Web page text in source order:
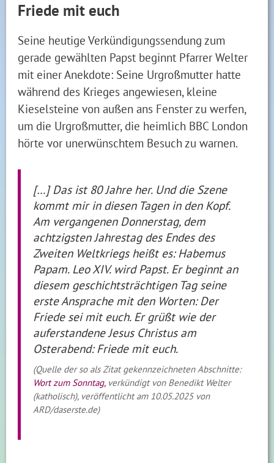
Friede mit euch
Seine heutige Verkündigungssendung zum
gerade gewählten Papst beginnt Pfarrer Welter
mit einer Anekdote: Seine Urgroßmutter hatte
während des Krieges angewiesen, kleine
Kieselsteine von außen ans Fenster zu werfen,
um die Urgroßmutter, die heimlich BBC London
hörte vor unerwünschtem Besuch zu warnen.
[…] Das ist 80 Jahre her. Und die Szene
kommt mir in diesen Tagen in den Kopf.
Am vergangenen Donnerstag, dem
achtzigsten Jahrestag des Endes des
Zweiten Weltkriegs heißt es: Habemus
Papam. Leo XIV. wird Papst. Er beginnt an
diesem geschichtsträchtigen Tag seine
erste Ansprache mit den Worten: Der
Friede sei mit euch. Er grüßt wie der
auferstandene Jesus Christus am
Osterabend: Friede mit euch.
(Quelle der so als Zitat gekennzeichneten Abschnitte:
Wort zum Sonntag,verkündigt von Benedikt Welter
(katholisch), veröffentlicht am 10.05.2025 von
ARD/daserste.de)